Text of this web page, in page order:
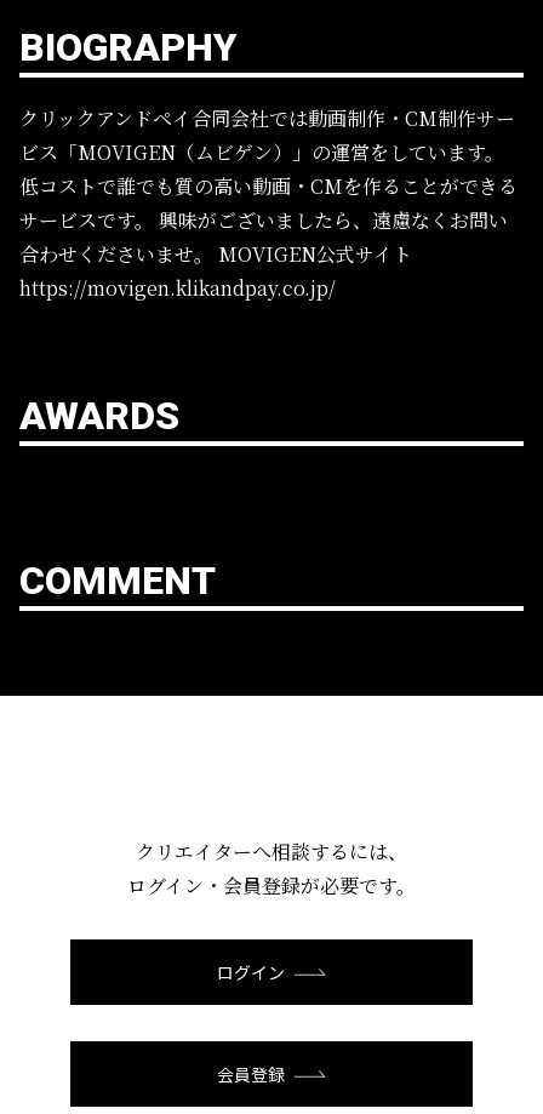
BIOGRAPHY
クリックアンドペイ合同会社では動画制作・CM制作サー
ビス「MOVIGEN（ムビゲン）」の運営をしています。
低コストで誰でも質の高い動画・CMを作ることができる
サービスです。
興味がございましたら、遠慮なくお問い
合わせくださいませ。
MOVIGEN公式サイト
https://movigen.klikandpay.co.jp/
AWARDS
COMMENT
クリエイターへ相談するには、
ログイン・会員登録が必要です。
ログイン
会員登録